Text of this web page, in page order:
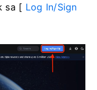
sa [ Log In/Sign